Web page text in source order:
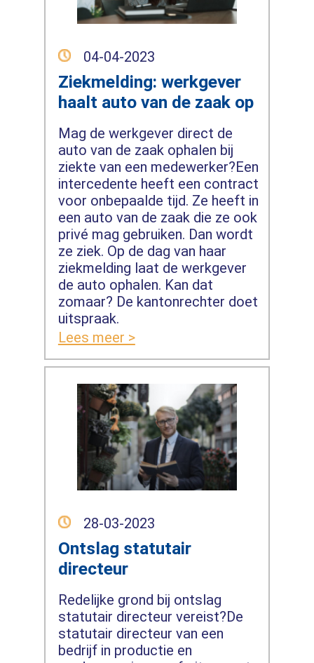
04-04-2023
Ziekmelding: werkgever
haalt auto van de zaak op
Mag de werkgever direct de
auto van de zaak ophalen bij
ziekte van een medewerker?Een
intercedente heeft een contract
voor onbepaalde tijd. Ze heeft in
een auto van de zaak die ze ook
privé mag gebruiken. Dan wordt
ze ziek. Op de dag van haar
ziekmelding laat de werkgever
de auto ophalen. Kan dat
zomaar? De kantonrechter doet
uitspraak.
Lees meer >
28-03-2023
Ontslag statutair
directeur
Redelijke grond bij ontslag
statutair directeur vereist?De
statutair directeur van een
bedrijf in productie en